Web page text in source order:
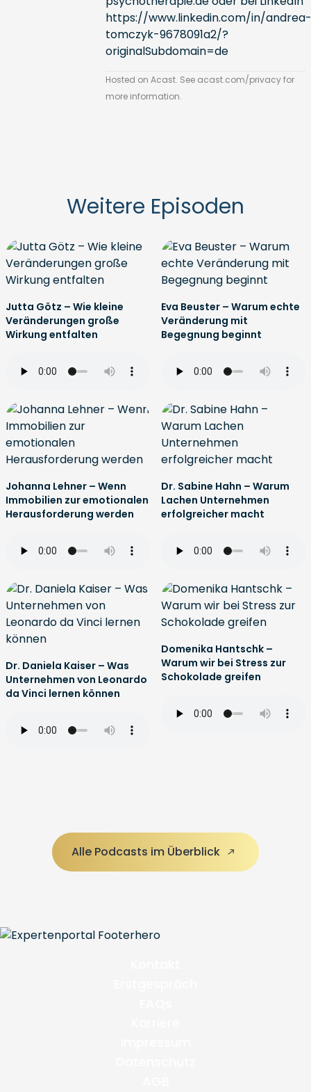
https://www.linkedin.com/in/andrea-
tomczyk-9678091a2/?
originalSubdomain=de
Hosted on Acast. See acast.com/privacyfor
more information.
Weitere Episoden
Jutta Götz – Wie kleine
Veränderungen große
Wirkung entfalten
Eva Beuster – Warum echte
Veränderung mit
Begegnung beginnt
Johanna Lehner – Wenn
Immobilien zur emotionalen
Herausforderung werden
Dr. Sabine Hahn – Warum
Lachen Unternehmen
erfolgreicher macht
Dr. Daniela Kaiser – Was
Unternehmen von Leonardo
da Vinci lernen können
Domenika Hantschk –
Warum wir bei Stress zur
Schokolade greifen
Alle Podcasts im Überblick